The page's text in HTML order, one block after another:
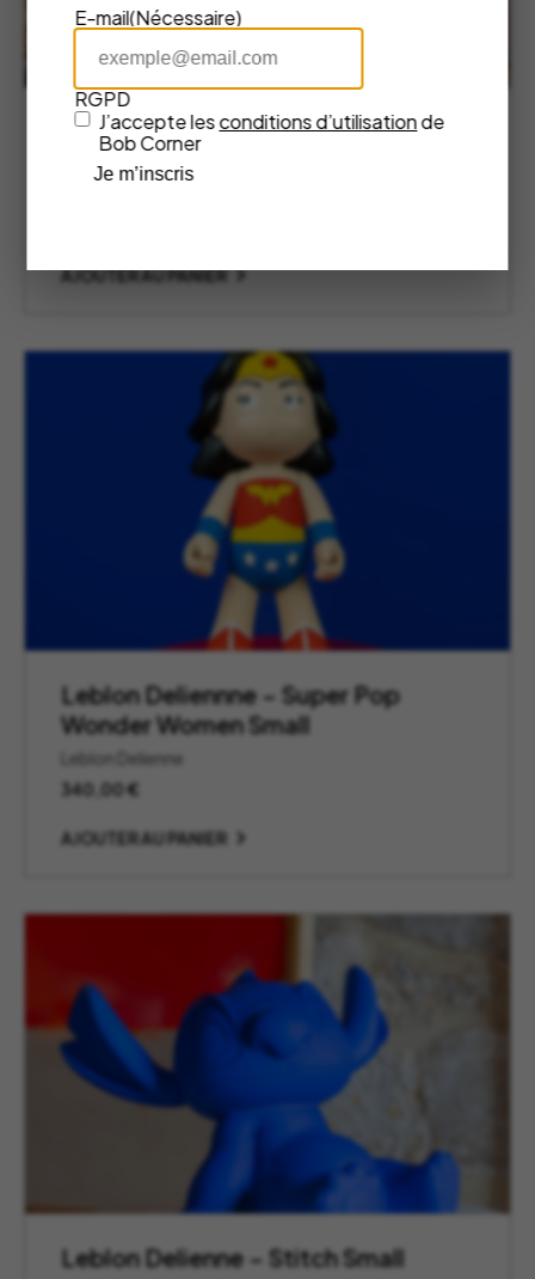
Picsou Lingots Chromé Small –
LEBLON DELIENNE
AJOUTER AU PANIER
Leblon Deliennne – Super Pop
Wonder Women Small
Leblon Delienne
340,00€
AJOUTER AU PANIER
Leblon Delienne – Stitch Small
E-mail(Nécessaire)
RGPD
J’accepte lesconditions d’utilisationde
Bob Corner
Je m’inscris